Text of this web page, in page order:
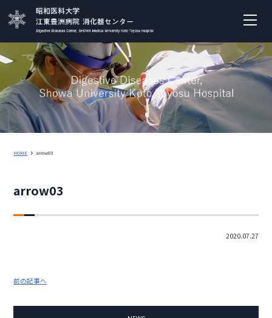
HOME arrow03
arrow03
2020.07.27
前の記事へ